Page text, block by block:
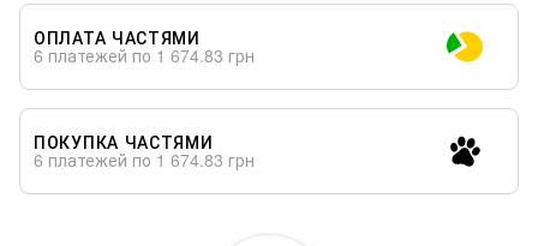
ОПЛАТА ЧАСТЯМИ
6 платежей по 1 674.83 грн
ПОКУПКА ЧАСТЯМИ
6 платежей по 1 674.83 грн